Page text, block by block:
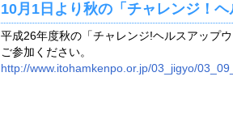
10月1日より秋の「チャレンジ！
平成26年度秋の「チャレンジ!ヘルスアップ
ご参加ください。
http://www.itohamkenpo.or.jp/03_jigyo/